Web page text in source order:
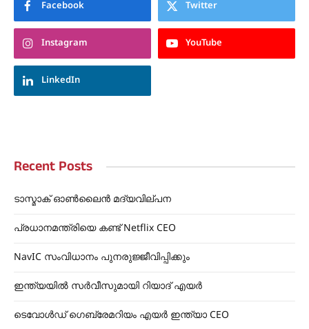
Facebook Twitter
Instagram YouTube
LinkedIn
Recent Posts
ടാസ്മാക് ഓൺലൈൻ മദ്യവില്പന
പ്രധാനമന്ത്രിയെ കണ്ട് Netflix CEO
NavIC സംവിധാനം പുനരുജ്ജീവിപ്പിക്കും
ഇന്ത്യയിൽ സർവീസുമായി റിയാദ് എയർ
ടെവോൾഡ് ഗെബ്രേമറിയം എയർ ഇന്ത്യാ CEO